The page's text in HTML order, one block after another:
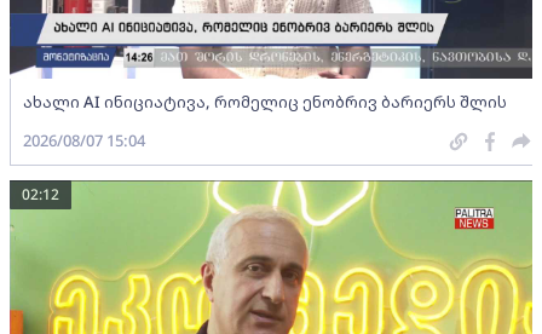
ახალი AI ინიციატივა, რომელიც ენობრივ ბარიერს შლის
2026/08/07 15:04
02:12